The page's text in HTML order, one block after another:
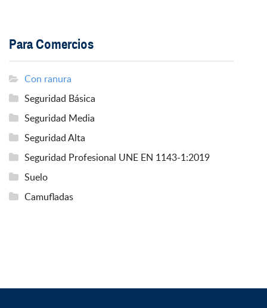
Para Comercios
Con ranura
Seguridad Básica
Seguridad Media
Seguridad Alta
Seguridad Profesional UNE EN 1143-1:2019
Suelo
Camufladas